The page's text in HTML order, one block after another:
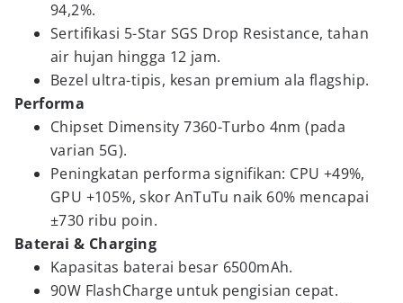
94,2%.
Sertifikasi 5-Star SGS Drop Resistance, tahan
air hujan hingga 12 jam.
Bezel ultra-tipis, kesan premium ala flagship.
Performa
Chipset Dimensity 7360-Turbo 4nm (pada
varian 5G).
Peningkatan performa signifikan: CPU +49%,
GPU +105%, skor AnTuTu naik 60% mencapai
±730 ribu poin.
Baterai & Charging
Kapasitas baterai besar 6500mAh.
90W FlashCharge untuk pengisian cepat.